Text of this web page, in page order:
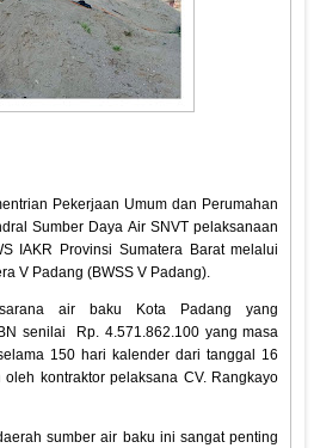
Pekerjaan Umum dan Perumahan
Sumber Daya Air SNVT pelaksanaan
IAKR Provinsi Sumatera Barat melalui
V Padang (BWSS V Padang).
air baku Kota Padang yang
senilai Rp. 4.571.862.100 yang masa
150 hari kalender dari tanggal 16
kontraktor pelaksana CV. Rangkayo
sumber air baku ini sangat penting